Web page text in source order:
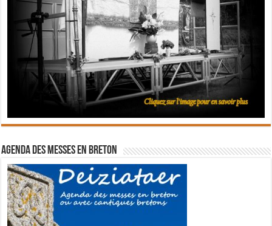
Agenda des messes en breton